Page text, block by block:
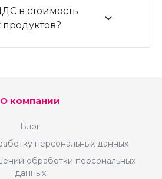
в стоимость
О компании
Блог
персональных данных
обработки персональных
данных